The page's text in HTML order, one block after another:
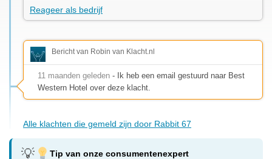
Reageer als bedrijf
Bericht van Robin van Klacht.nl
11 maanden geleden - Ik heb een email gestuurd naar Best
Western Hotel over deze klacht.
Alle klachten die gemeld zijn door Rabbit 67
Tip van onze consumentenexpert